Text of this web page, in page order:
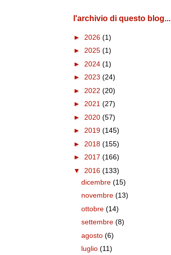
l'archivio di questo blog...
► 2026 (1)
► 2025 (1)
► 2024 (1)
► 2023 (24)
► 2022 (20)
► 2021 (27)
► 2020 (57)
► 2019 (145)
► 2018 (155)
► 2017 (166)
▼ 2016 (133)
dicembre(15)
novembre(13)
ottobre(14)
settembre(8)
agosto(6)
luglio(11)